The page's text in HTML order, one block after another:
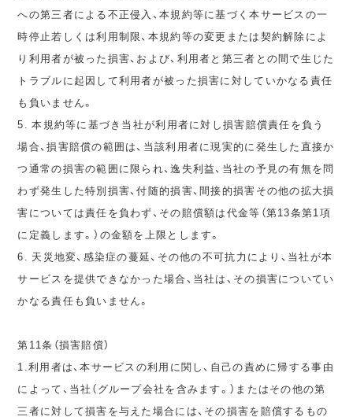
への第三者による不正侵入、本規約等に基づく本サービスの一
時停止若しくは利用制限、本規約等の変更または契約解除によ
り利用者が被った損害、および、利用者と第三者との間で生じた
トラブルに起因して利用者が被った損害に対していかなる責任
も負いません。
5. 本規約等に基づき当社が利用者に対し損害賠償責任を負う
場合、損害賠償の範囲は、当該利用者に現実的に発生した直接か
つ通常の損害の範囲に限られ、逸失利益、当社の予見の有無を問
わず発生した特別損害、付随的損害、間接的損害その他の拡大損
害については責任を負わず、その賠償額は代金等（第13条第1項
に定義します。）の金額を上限とします。
6. 天災地変、感染症の蔓延、その他の不可抗力により、当社が本
サービスを提供できなかった場合、当社は、その損害についてい
かなる責任も負いません。
第11条（損害賠償）
1.利用者は、本サービスの利用に関し、自己の責めに帰する事由
によって、当社（グループ会社を含みます。）またはその他の第
三者に対して損害を与えた場合には、その損害を賠償するもの